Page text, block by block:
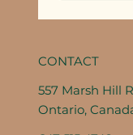
CONTACT
557 Marsh Hill
Ontario,